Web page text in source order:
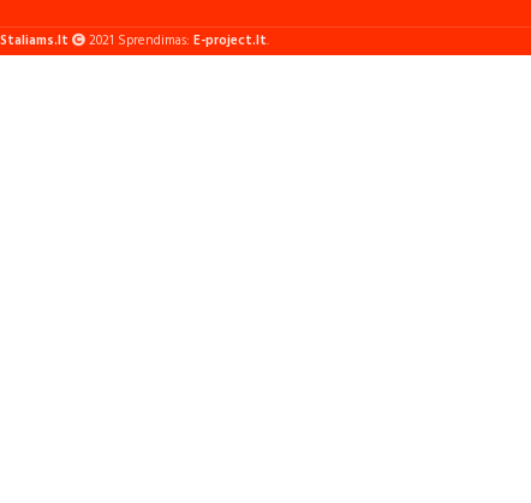
Staliams.lt 2021 Sprendimas: E-project.lt.